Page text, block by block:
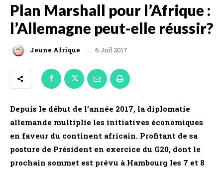
Plan Marshall pour l’Afrique :
l’Allemagne peut-elle réussir?
Jeune Afrique 6 Juil 2017
Depuis le début de l’année 2017, la diplomatie
allemande multiplie les initiatives économiques
en faveur du continent africain. Profitant de sa
posture de Président en exercice du G20, dont le
prochain sommet est prévu à Hambourg les 7 et 8